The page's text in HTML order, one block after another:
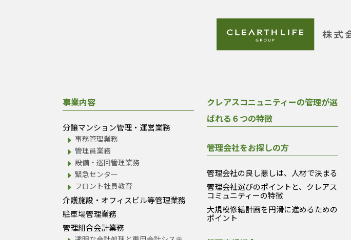
事業内容
分譲マンション管理・運営業務
事務管理業務
管理員業務
設備・巡回管理業務
緊急センター
フロント社員教育
介護施設・オフィスビル等管理業務
駐車場管理業務
管理組合会計業務
クレアスコニュニティーの管理が選
ばれる６つの特徴
管理会社をお探しの方
管理会社の良し悪しは、人材で決まる
管理会社選びのポイントと、クレアス
コミュニティーの特徴
大規模修繕計画を円滑に進めるための
ポイント